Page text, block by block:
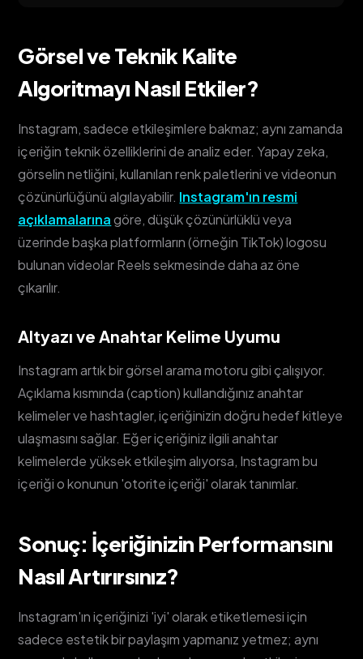
Görsel ve Teknik Kalite
Algoritmayı Nasıl Etkiler?
Instagram, sadece etkileşimlere bakmaz; aynı zamanda
içeriğin teknik özelliklerini de analiz eder. Yapay zeka,
görselin netliğini, kullanılan renk paletlerini ve videonun
çözünürlüğünü algılayabilir. Instagram'ın resmi
açıklamalarınagöre, düşük çözünürlüklü veya
üzerinde başka platformların (örneğin TikTok) logosu
bulunan videolar Reels sekmesinde daha az öne
çıkarılır.
Altyazı ve Anahtar Kelime Uyumu
Instagram artık bir görsel arama motoru gibi çalışıyor.
Açıklama kısmında (caption) kullandığınız anahtar
kelimeler ve hashtagler, içeriğinizin doğru hedef kitleye
ulaşmasını sağlar. Eğer içeriğiniz ilgili anahtar
kelimelerde yüksek etkileşim alıyorsa, Instagram bu
içeriği o konunun 'otorite içeriği' olarak tanımlar.
Sonuç: İçeriğinizin Performansını
Nasıl Artırırsınız?
Instagram'ın içeriğinizi 'iyi' olarak etiketlemesi için
sadece estetik bir paylaşım yapmanız yetmez; aynı